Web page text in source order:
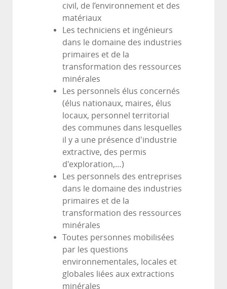
civil, de l’environnement et des
matériaux
Les techniciens et ingénieurs
dans le domaine des industries
primaires et de la
transformation des ressources
minérales
Les personnels élus concernés
(élus nationaux, maires, élus
locaux, personnel territorial
des communes dans lesquelles
il y a une présence d'industrie
extractive, des permis
d'exploration,…)
Les personnels des entreprises
dans le domaine des industries
primaires et de la
transformation des ressources
minérales
Toutes personnes mobilisées
par les questions
environnementales, locales et
globales liées aux extractions
minérales